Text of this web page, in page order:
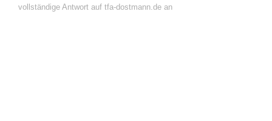
vollständige Antwort auf tfa-dostmann.de an